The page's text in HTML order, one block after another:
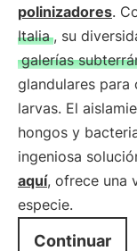
polinizadores.
Italia , su
galerías
glandulares
larvas. El
hongos y
ingeniosa
aquí, ofrece una
especie.
Continuar